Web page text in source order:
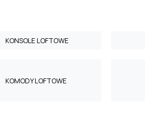
KONSOLE LOFTOWE
KOMODY LOFTOWE